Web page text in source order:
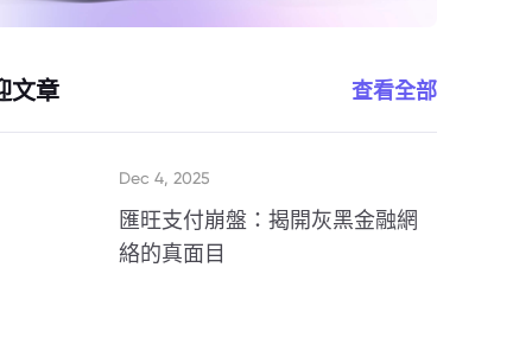
文章 查看全部
Dec 4, 2025
匯旺支付崩盤：揭開灰黑金融網
絡的真面目